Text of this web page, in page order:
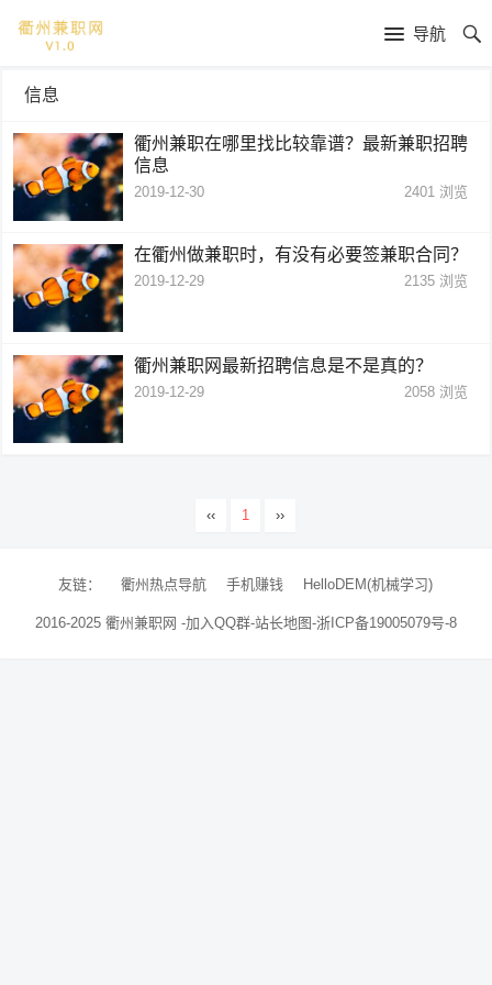
导航
信息
衢州兼职在哪里找比较靠谱？最新兼职招聘
信息
2019-12-30 2401浏览
在衢州做兼职时，有没有必要签兼职合同？
2019-12-29 2135浏览
衢州兼职网最新招聘信息是不是真的？
2019-12-29 2058浏览
‹‹ 1 ››
友链： 衢州热点导航 手机赚钱 HelloDEM(机械学习)
2016-2025 衢州兼职网 -加入QQ群-站长地图-浙ICP备19005079号-8